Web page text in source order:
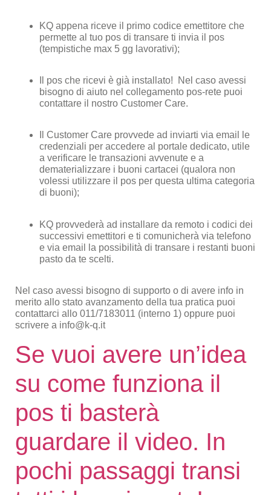
KQ appena riceve il primo codice emettitore che
permette al tuo pos di transare ti invia il pos
(tempistiche max 5 gg lavorativi);
Il pos che ricevi è già installato! Nel caso avessi
bisogno di aiuto nel collegamento pos-rete puoi
contattare il nostro Customer Care.
Il Customer Care provvede ad inviarti via email le
credenziali per accedere al portale dedicato, utile
a verificare le transazioni avvenute e a
dematerializzare i buoni cartacei (qualora non
volessi utilizzare il pos per questa ultima categoria
di buoni);
KQ provvederà ad installare da remoto i codici dei
successivi emettitori e ti comunicherà via telefono
e via email la possibilità di transare i restanti buoni
pasto da te scelti.
Nel caso avessi bisogno di supporto o di avere info in
merito allo stato avanzamento della tua pratica puoi
contattarci allo 011/7183011 (interno 1) oppure puoi
scrivere a info@k-q.it
Se vuoi avere un’idea
su come funziona il
pos ti basterà
guardare il video. In
pochi passaggi transi